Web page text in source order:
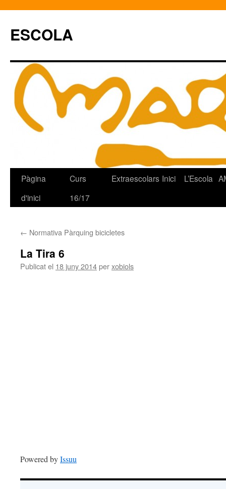
ESCOLA
Vés
Pàgina
d'inici
Curs
16/17
Extraescolars Inici L’Escola
← Normativa Pàrquing bicicletes
La Tira 6
Publicat el 18 juny 2014perxobiols
Powered byIssuu